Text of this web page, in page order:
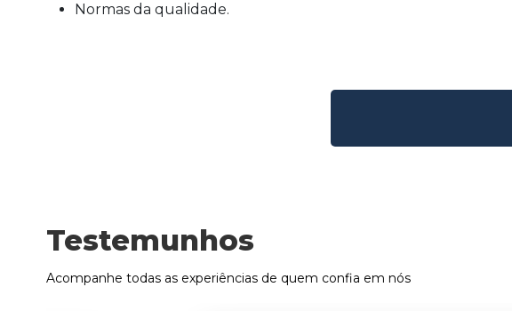
Normas da qualidade.
Testemunhos
Acompanhe todas as experiências de quem confia em nós